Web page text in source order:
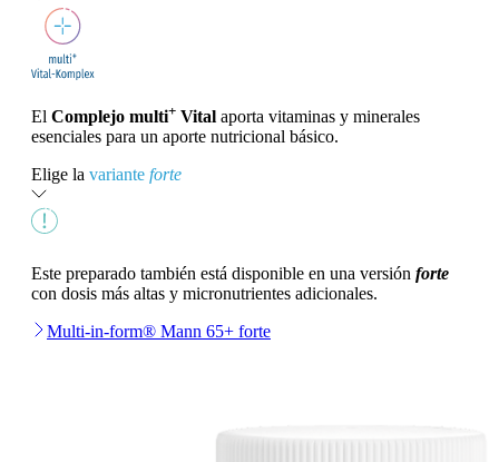
El Complejo multi+ Vital aporta vitaminas y minerales
esenciales para un aporte nutricional básico.
Elige la variante forte
Este preparado también está disponible en una versión forte
con dosis más altas y micronutrientes adicionales.
Multi-in-form® Mann 65+ forte